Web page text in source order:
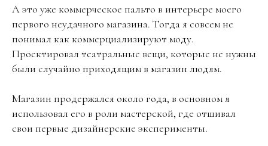
А это уже коммерческое пальто в интерьере моего
первого неудачного магазина. Тогда я совсем не
понимал как коммерциализируют моду.
Проектировал театральные вещи, которые не нужны
были случайно приходящим в магазин людям.
Магазин продержался около года, в основном я
использовал его в роли мастерской, где отшивал
свои первые дизайнерские эксперименты.